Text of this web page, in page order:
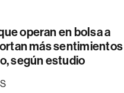
operan en bolsa a
más sentimientos
según estudio